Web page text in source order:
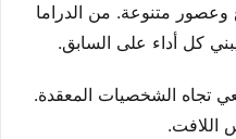
وعصور متنوعة. من الدراما
كل أداء على السابق.
تجاه الشخصيات المعقدة.